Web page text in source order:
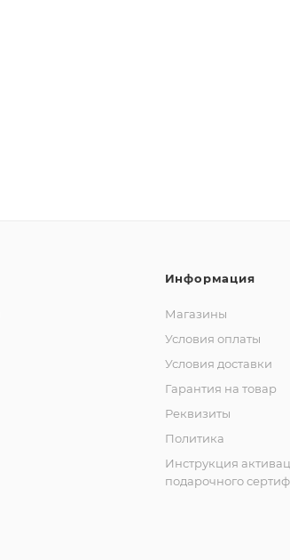
Информация
Магазины
Условия оплаты
Условия доставки
Гарантия на товар
Реквизиты
Политика
Инструкция
подарочного